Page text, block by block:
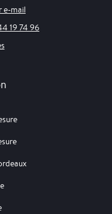
e-mail
19 74 96